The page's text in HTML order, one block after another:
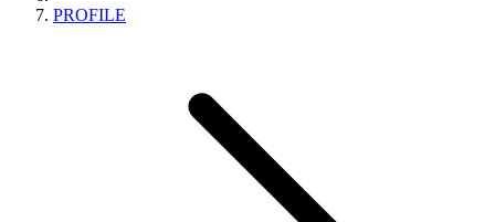
PROFILE